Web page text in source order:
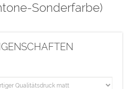
Sonderfarbe)